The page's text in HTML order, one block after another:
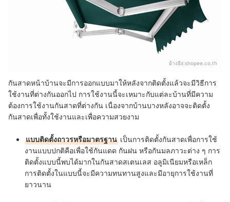
อ้างอิง:shopee.co.th
กันสาดหน้าบ้านจะมีการออกแบบมาให้หลังจากติดตั้งแล้วจะมีวิธีการ
ใช้งานที่ต่างกันออกไป การใช้งานนี้จะเหมาะกับแต่ละบ้านที่มีความ
ต้องการใช้งานกันสาดที่ต่างกัน เนื่องจากบ้านบางหลังอาจจะติดตั้ง
กันสาดเพื่อทั้งใช้งานและเพื่อความสวยงาม
แบบติดตั้งถาวรหรือมาตรฐาน เป็นการติดตั้งกันสาดเพื่อการใช้
งานแบบปกติคือเพื่อใช้กันแดด กันฝน หรือกันมลภาวะต่าง ๆ การ
ติดตั้งแบบนี้พบได้มากในกันสาดสเตนเลส อลูมิเนียมหรือเหล็ก
การติดตั้งในแบบนี้จะมีความทนทานสูงและมีอายุการใช้งานที่
ยาวนาน